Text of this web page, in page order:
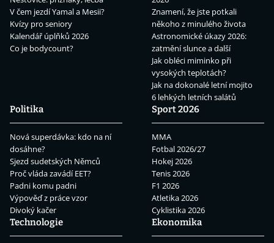
V čem jezdí Yamal a Mesii?
Kvízy pro seniory
Kalendář úplňků 2026
Co je bodycount?
Znamení, že jste potkali
někoho z minulého života
Astronomické úkazy 2026:
zatmění slunce a další
Jak obléci miminko při
vysokých teplotách?
Jak na dokonalé letní mojito
6 lehkých letních salátů
Politika
Nová superdávka: kdo na ní
dosáhne?
Sjezd sudetských Němců
Proč vláda zavádí EET?
Padni komu padni
Výpověď z práce vzor
Divoký kačer
Sport 2026
MMA
Fotbal 2026/27
Hokej 2026
Tenis 2026
F1 2026
Atletika 2026
Cyklistika 2026
Technologie
Ekonomika